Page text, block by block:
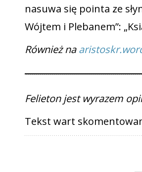
nasuwa się pointa ze
Wójtem i Plebanem”:
Również na
Felieton jest wyrazem
Tekst wart